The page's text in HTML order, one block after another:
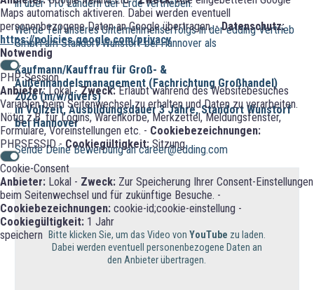
Maps automatisch aktiveren. Dabei werden eventuell
personenbezogene Daten an Google übertragen. -Datenschutz:
https://policies.google.com/privacy
Notwendig
PHP-Session
Anbieter:Lokal -Zweck:Erlaubt während des Websitebesuches
Variablen beim Seitenwechsel zu erhalten und Daten zu verarbeiten.
Nötig z.B. für Logins, Warenkörbe, Merkzettel, Meldungsfenster,
Formulare, Voreinstellungen etc. - Cookiebezeichnungen:
PHPSESSID - Cookiegültigkeit: Sitzung
Cookie-Consent
Anbieter: Lokal - Zweck: Zur Speicherung Ihrer Consent-Einstellungen
beim Seitenwechsel und für zukünftige Besuche. -
Cookiebezeichnungen: cookie-id;cookie-einstellung -
Cookiegültigkeit: 1 Jahr
speichern
in über 110 Ländern der Erde vertrieben.
Werde Teil unseres Unternehmenserfolgs in der edding Vertrieb
GmbH am Standort Wunstorf bei Hannover als
Kaufmann/Kauffrau für Groß- &
Außenhandelsmanagement (Fachrichtung Großhandel)
2026 (m/w/divers)
in Vollzeit, Ausbildungsdauer 3 Jahre, Standort Wunstorf
bei Hannover
Sende Deine Bewerbung an career@edding.com
Bitte klicken Sie, um das Video von YouTube zu laden.
Dabei werden eventuell personenbezogene Daten an
den Anbieter übertragen.